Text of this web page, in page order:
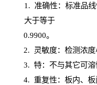
1 . 准确性：标准品
大于等于
0.9900。
2. 灵敏度：检测浓
3. 特：不与其它可溶
4. 重复性：板内、